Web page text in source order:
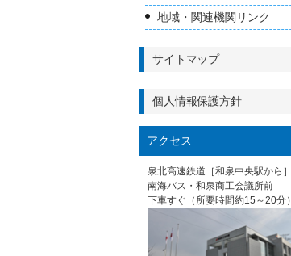
地域・関連機関リンク
サイトマップ
個人情報保護方針
アクセス
泉北高速鉄道［和泉中央駅から］
南海バス・和泉商工会議所前
下車すぐ（所要時間約15～20分）